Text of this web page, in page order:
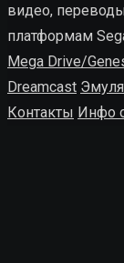
видео,
платформам
Mega Drive/
Dreamcast
Контакты Инфо